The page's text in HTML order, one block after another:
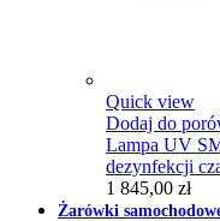
Quick view
Dodaj do
Lampa UV
dezynfekcji
1 845,00 zł
Żarówki